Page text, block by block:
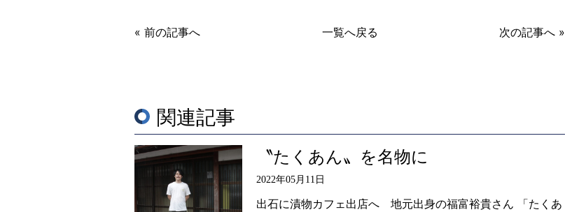
« 前の記事へ 一覧へ戻る 次の記事へ »
関連記事
〝たくあん〟を名物に
2022年05月11日
出石に漬物カフェ出店へ 地元出身の福富裕貴さん 「たくあ